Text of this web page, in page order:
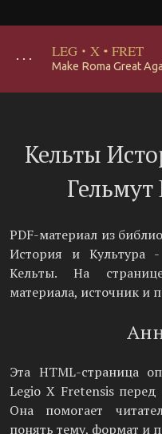
･･･ LEG · X · FRET
Make Roma Great
Кельты
PDF-материал из
История и Культура
Кельты. На
материала, источник и
Эта HTML-страница
Legio X Fretensis
Она помогает
понять тему, формат и